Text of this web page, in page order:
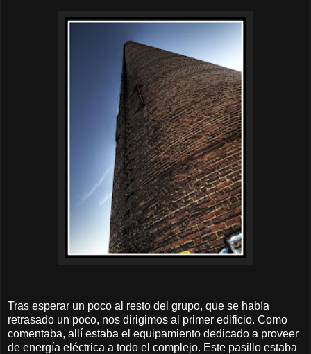
Tras esperar un poco al resto del grupo, que se había
retrasado un poco, nos dirigimos al primer edificio. Como
comentaba, allí estaba el equipamiento dedicado a proveer
de energía eléctrica a todo el complejo. Este pasillo estaba